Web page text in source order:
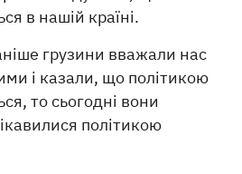
в нашій країні.
грузини вважали нас
і казали, що політикою
то сьогодні вони
політикою